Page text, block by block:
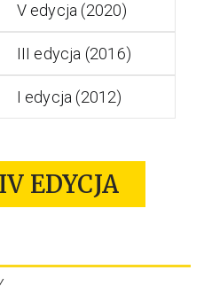
V edycja (2020)
III edycja (2016)
I edycja (2012)
EDYCJA